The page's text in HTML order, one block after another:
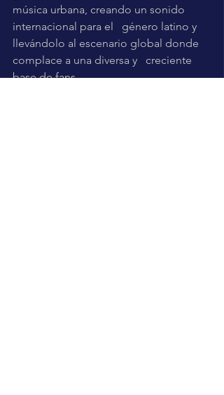
música urbana, creando un sonido
internacional para el   género latino y
llevándolo al escenario global donde
complace a una diversa y   creciente
base de fans.